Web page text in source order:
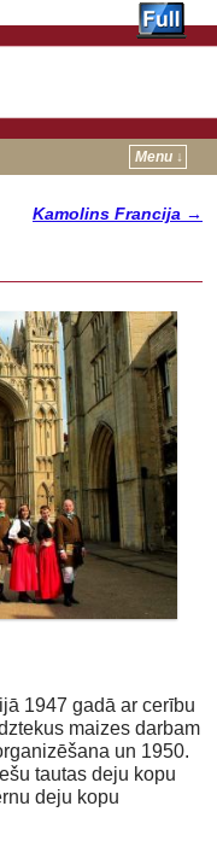
Menu ↓
Kamolins Francija →
1947 gadā ar cerību
maizes darbam
un 1950.
tautas deju kopu
deju kopu